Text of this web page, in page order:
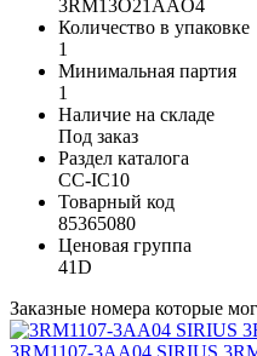
3RM13O21AAO4
Количество в упаковке
1
Минимальная партия
1
Наличие на складе
Под заказ
Раздел каталога
CC-IC10
Товарный код
85365080
Ценовая группа
41D
Заказные номера которые